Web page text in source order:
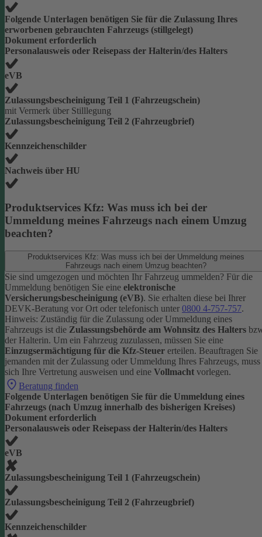
Folgende Unterlagen benötigen Sie für die Zulassung Ihres
erworbenen gebrauchten Fahrzeugs (stillgelegt)
Dokument erforderlich
Personalausweis oder Reisepass der Halterin/des Halters
eVB
Zulassungsbescheinigung Teil 1 (Fahrzeugschein)
mit Vermerk über Stilllegung
Zulassungsbescheinigung Teil 2 (Fahrzeugbrief)
Kennzeichenschilder
Nachweis über HU
Produktservices Kfz: Was muss ich bei der
Ummeldung meines Fahrzeugs nach einem Umzug
beachten?
Produktservices Kfz: Was muss ich bei der Ummeldung meines
Fahrzeugs nach einem Umzug beachten?
Sie sind umgezogen und möchten Ihr Fahrzeug ummelden? Für die
Ummeldung benötigen Sie eine elektronische
Versicherungsbescheinigung (eVB). Sie erhalten diese bei Ihrer
DEVK-Beratung vor Ort oder telefonisch unter 0800 4-757-757.
Hinweis: Zuständig für die Zulassung oder Ummeldung eines
Fahrzeugs ist die Zulassungsbehörde am Wohnsitz des Halters
der Halterin. Um ein Fahrzeug zuzulassen, müssen Sie eine
Einzugsermächtigung für die Kfz-Steuer erteilen. Beauftragen Sie
jemanden mit der Zulassung oder Ummeldung Ihres Fahrzeugs, muss
sich Ihre Vertretung ausweisen und eine Vollmacht vorlegen.
Beratung finden
Folgende Unterlagen benötigen Sie für die Ummeldung eines
Fahrzeugs (nach Umzug innerhalb des bisherigen Kreises)
Dokument erforderlich
Personalausweis oder Reisepass der Halterin/des Halters
eVB
Zulassungsbescheinigung Teil 1 (Fahrzeugschein)
Zulassungsbescheinigung Teil 2 (Fahrzeugbrief)
Kennzeichenschilder